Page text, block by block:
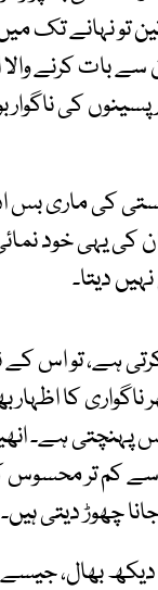
تو نہانے تک
سے بات کرنے
کی
کی ماری بس
کی یہی خود
دیتا۔
ہے، تو اس
کا اظہار
پہنچتی ہے۔
سے کم تر
چھوڑ دیتی ہیں۔
بھال، جیسے